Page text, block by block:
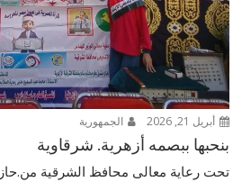
أبريل 21, 2026 الجمهورية
بنحبها ببصمه أزهرية. شرقاوية
تحت رعاية معالى محافظ الشرقية